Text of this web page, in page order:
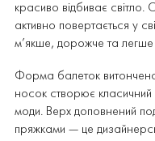
красиво відбиває світло.
активно повертається у
м’якше, дорожче та
Форма балеток
носок створює класичний
моди. Верх доповнений
пряжками — це